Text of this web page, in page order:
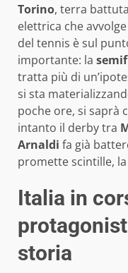
Torino, terra
elettrica che
del tennis è sul
importante: la
tratta più di
si sta
poche ore, si saprà
intanto il derby tra
Arnaldi fa già
promette scintille,
Italia in
storia